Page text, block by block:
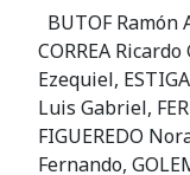
BUTOF Ramón
CORREA
Ezequiel,
Luis Gabriel,
FIGUEREDO
Fernando,